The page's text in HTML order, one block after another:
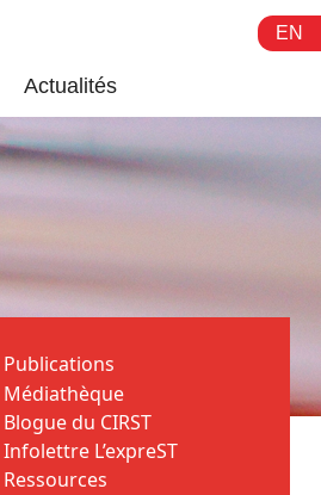
EN
Actualités
Publications
Médiathèque
Blogue du CIRST
Infolettre L’expreST
Ressources